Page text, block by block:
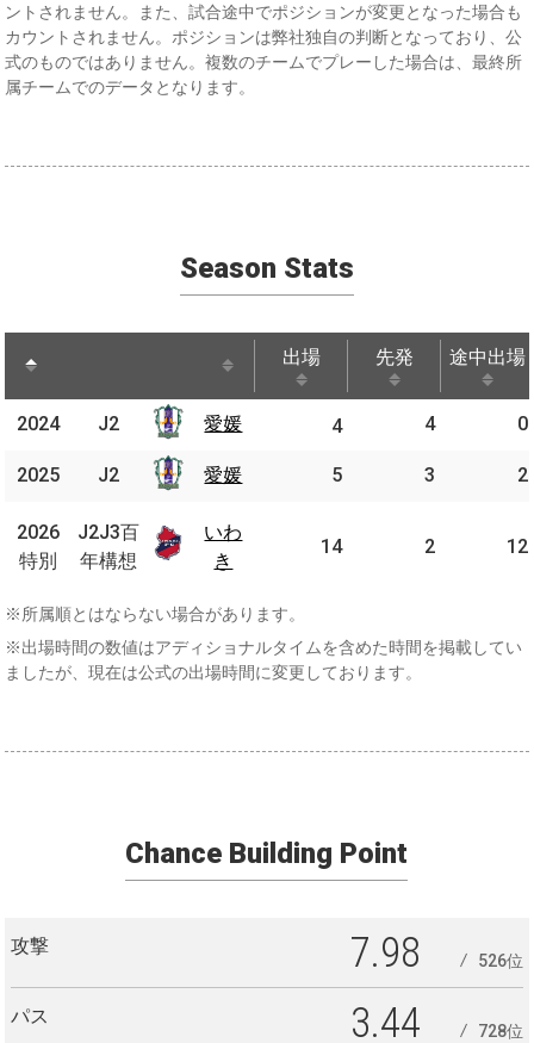
ントされません。また、試合途中でポジションが変更となった場合も
カウントされません。ポジションは弊社独自の判断となっており、公
式のものではありません。複数のチームでプレーした場合は、最終所
属チームでのデータとなります。
Season Stats
出場 先発 途中出場
途中出場
2024 愛媛 4 4 0
2025 愛媛 5 3 2
2026
特別
百年
構想
いわ
き
14 2 12
2024 J2 愛媛
2025 J2 愛媛
2026
特別
J2J3百
年構想
いわ
き
※所属順とはならない場合があります。
※出場時間の数値はアディショナルタイムを含めた時間を掲載してい
ましたが、現在は公式の出場時間に変更しております。
Chance Building Point
攻撃 7.98 526位
パス 3.44 728位